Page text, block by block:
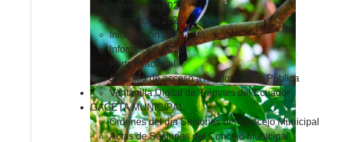
Información 2023
Información 2022
Información 2021
Información 2020
Portal Nacional
Solicitud de acceso a la Información Pública
Ventanilla Digital de Trámites del Ecuador
GACETA MUNICIPAL
Ordenes del día Sesiones del Concejo Municipal
Actas de Sesiones del Concejo Municipal